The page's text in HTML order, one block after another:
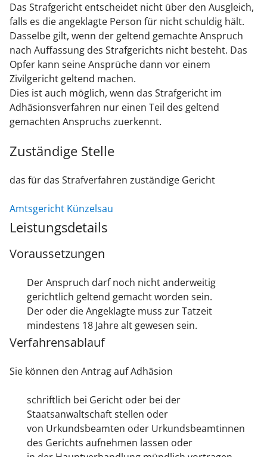
Das Strafgericht entscheidet nicht über den Ausgleich,
falls es die angeklagte Person für nicht schuldig hält.
Dasselbe gilt, wenn der geltend gemachte Anspruch
nach Auffassung des Strafgerichts nicht besteht. Das
Opfer kann seine Ansprüche dann vor einem
Zivilgericht geltend machen.
Dies ist auch möglich, wenn das Strafgericht im
Adhäsionsverfahren nur einen Teil des geltend
gemachten Anspruchs zuerkennt.
Zuständige Stelle
das für das Strafverfahren zuständige Gericht
Amtsgericht Künzelsau
Leistungsdetails
Voraussetzungen
Der Anspruch darf noch nicht anderweitig
gerichtlich geltend gemacht worden sein.
Der oder die Angeklagte muss zur Tatzeit
mindestens 18 Jahre alt gewesen sein.
Verfahrensablauf
Sie können den Antrag auf Adhäsion
schriftlich bei Gericht oder bei der
Staatsanwaltschaft stellen oder
von Urkundsbeamten oder Urkundsbeamtinnen
des Gerichts aufnehmen lassen oder